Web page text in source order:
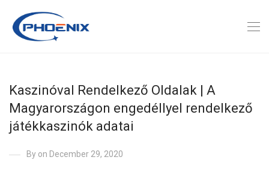
Kaszinóval Rendelkező Oldalak | A
Magyarországon engedéllyel rendelkező
játékkaszinók adatai
By on December 29, 2020